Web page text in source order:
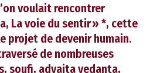
voulait rencontrer
La voie du sentir » *, cette
projet de devenir humain.
de nombreuses
soufi, advaita vedanta,